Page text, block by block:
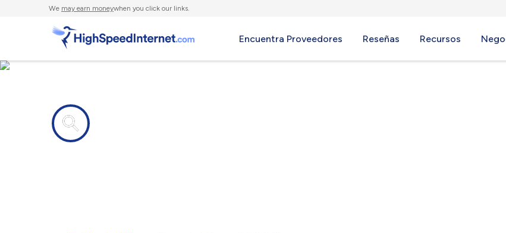
We may earn moneywhen you click our links.
Encuentra Proveedores Reseñas Recursos